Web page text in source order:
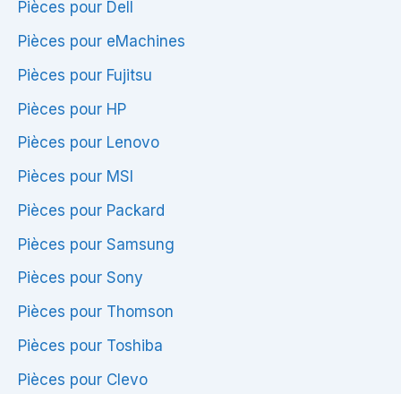
Pièces pour Dell
Pièces pour eMachines
Pièces pour Fujitsu
Pièces pour HP
Pièces pour Lenovo
Pièces pour MSI
Pièces pour Packard
Pièces pour Samsung
Pièces pour Sony
Pièces pour Thomson
Pièces pour Toshiba
Pièces pour Clevo